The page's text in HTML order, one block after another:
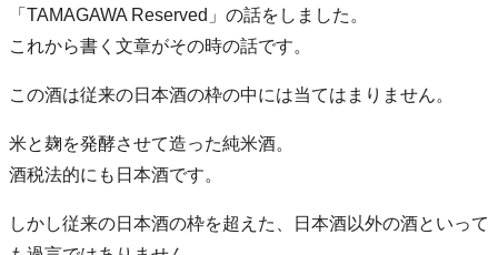
「TAMAGAWA Reserved」の話をしました。
これから書く文章がその時の話です。
この酒は従来の日本酒の枠の中には当てはまりません。
米と麹を発酵させて造った純米酒。
酒税法的にも日本酒です。
しかし従来の日本酒の枠を超えた、日本酒以外の酒といって